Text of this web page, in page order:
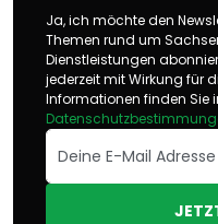
Ja, ich möchte den
Themen rund um
Dienstleistungen
jederzeit mit Wirkung für
Informationen finden Sie